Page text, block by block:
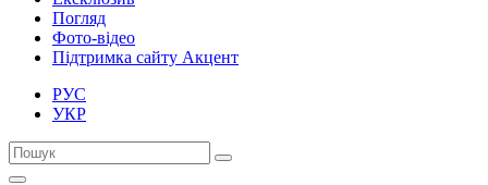
Погляд
Фото-відео
Підтримка сайту Акцент
РУС
УКР